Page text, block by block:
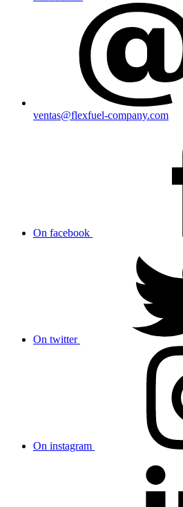
ventas@flexfuel-company.com
On facebook
On twitter
On instagram